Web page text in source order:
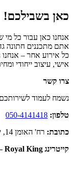
כאן בשבילכם!
אנחנו כאן עבור כל
אתם מתכננים חתונה
כל אירוע אחר –
אישי, עיצוב ייחודי
צרו קשר
נשמח לעמוד
טלפון: 050-4141418
כתובת: רח' האומן 14, ירושלים
קייטרינג Royal King